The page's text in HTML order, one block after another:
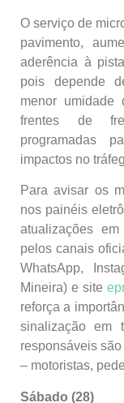
O serviço de
pavimento,
aderência à
pois depende
menor
frentes de
programadas
impactos no
Para avisar os
nos painéis
atualizações
pelos canais
WhatsApp,
Mineira) e site
reforça a
sinalização em
responsáveis
– motoristas,
Sábado (28)